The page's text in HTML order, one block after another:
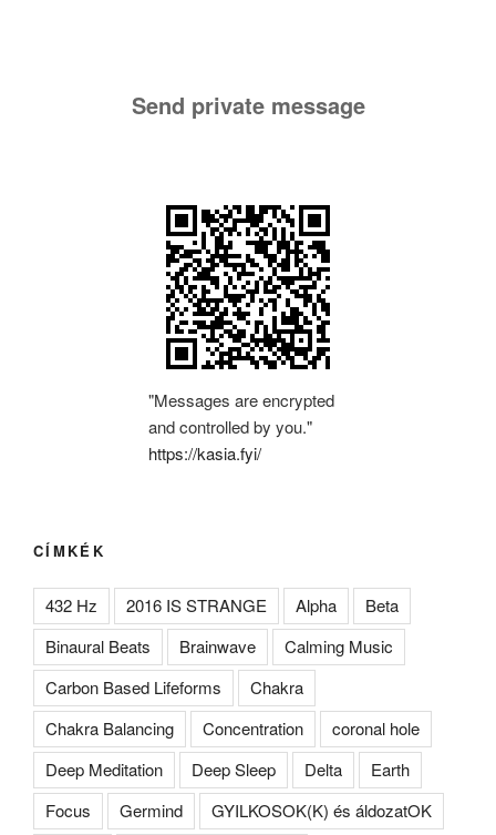
Send private message
"Messages are encrypted
and controlled by you."
https://kasia.fyi/
CÍMKÉK
432 Hz 2016 IS STRANGE Alpha
Beta
Binaural Beats
Brainwave
Calming Music
Carbon Based Lifeforms
Chakra
Chakra Balancing
Concentration
coronal hole
Deep Meditation
Deep Sleep Delta
Earth
Focus
Germind GYILKOSOK(K) és áldozatOK